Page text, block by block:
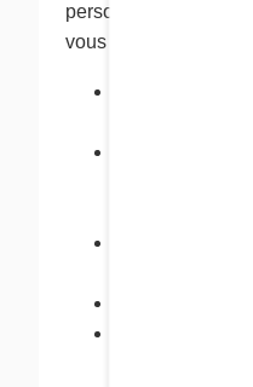
personnels ne sont
vous refuser d’y